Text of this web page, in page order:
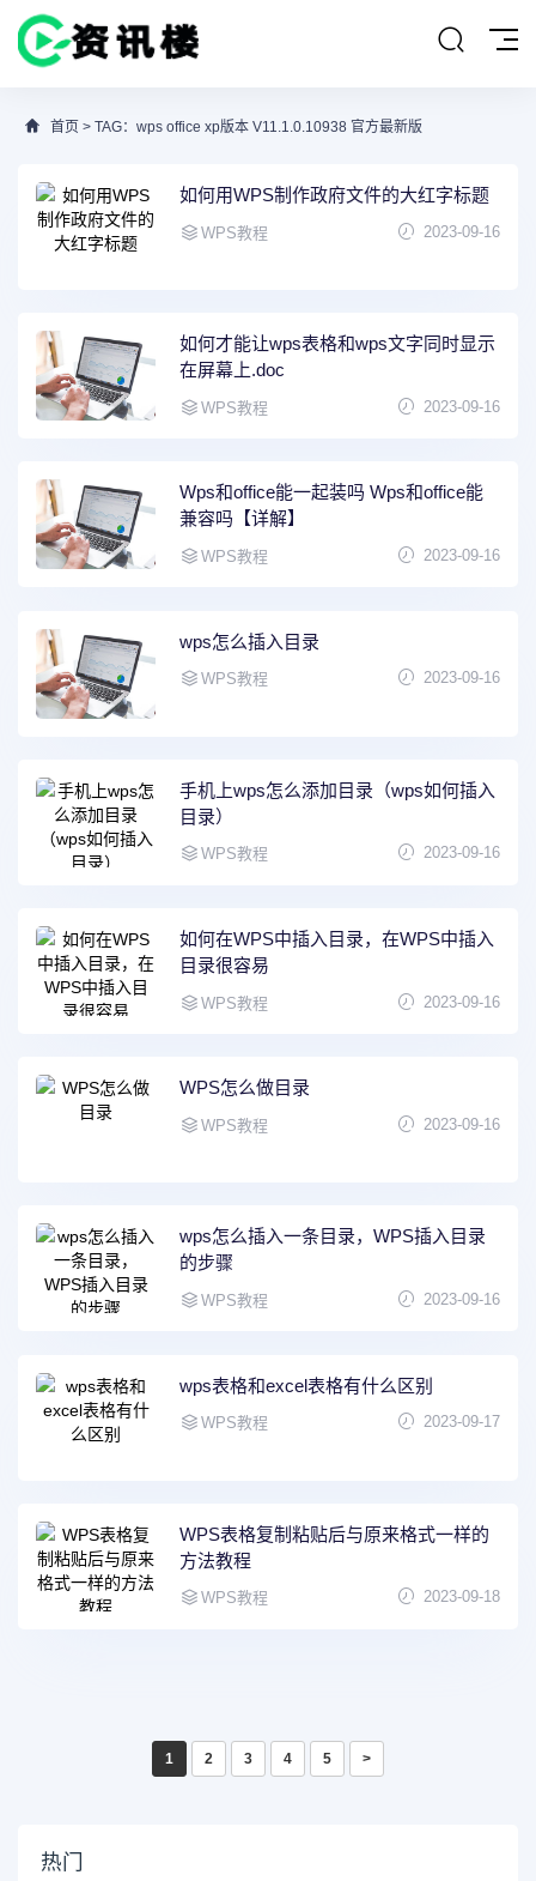
首页 > TAG：wps office xp版本 V11.1.0.10938 官方最新版
如何用WPS制作政府文件的大红字标题
WPS教程 2023-09-16
如何才能让wps表格和wps文字同时显示
在屏幕上.doc
WPS教程 2023-09-16
Wps和office能一起装吗 Wps和office能
兼容吗【详解】
WPS教程 2023-09-16
wps怎么插入目录
WPS教程 2023-09-16
手机上wps怎么添加目录（wps如何插入
目录）
WPS教程 2023-09-16
如何在WPS中插入目录，在WPS中插入
目录很容易
WPS教程 2023-09-16
WPS怎么做目录
WPS教程 2023-09-16
wps怎么插入一条目录，WPS插入目录
的步骤
WPS教程 2023-09-16
wps表格和excel表格有什么区别
WPS教程 2023-09-17
WPS表格复制粘贴后与原来格式一样的
方法教程
WPS教程 2023-09-18
1 2 3 4 5 >
热门